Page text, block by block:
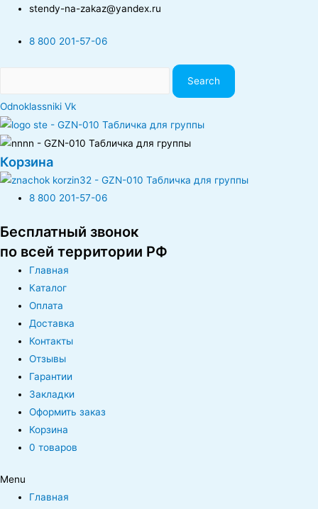
stendy-na-zakaz@yandex.ru
8 800 201-57-06
Search
Odnoklassniki Vk
Корзина
8 800 201-57-06
Бесплатный звонок
по всей территории РФ
Главная
Каталог
Оплата
Доставка
Контакты
Отзывы
Гарантии
Закладки
Оформить заказ
Корзина
0 товаров
Menu
Главная